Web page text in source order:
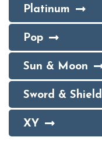
Platinum
Pop
Sun & Moon
Sword & Shield
XY